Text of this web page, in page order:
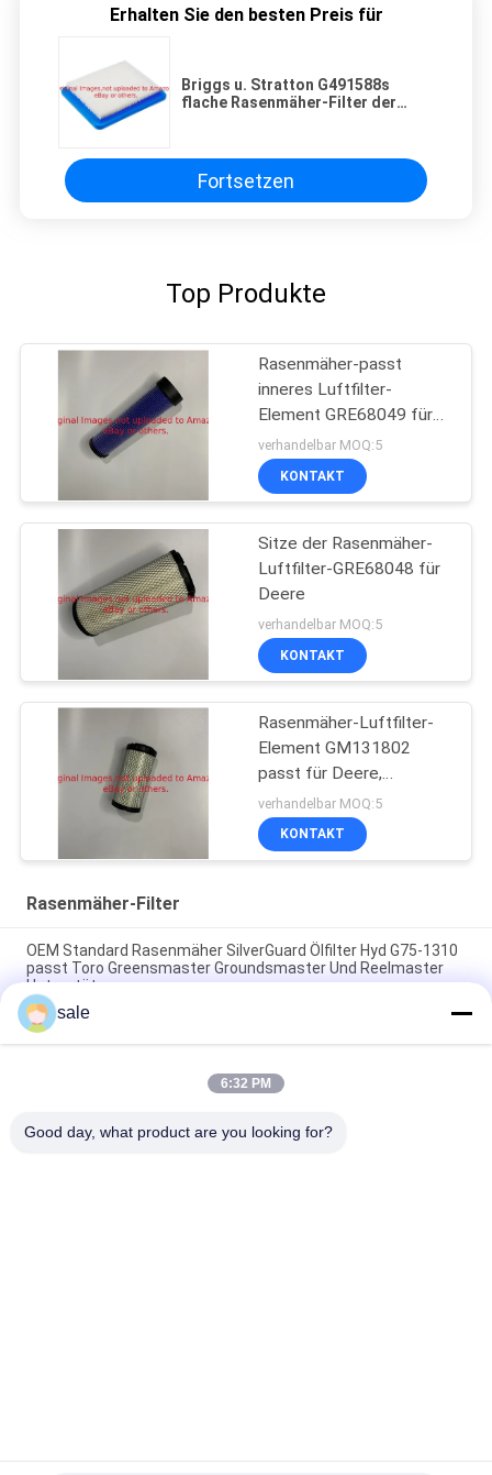
Erhalten Sie den besten Preis für
Briggs u. Stratton G491588s
flache Rasenmäher-Filter der
Fortsetzen
Top Produkte
Rasenmäher-passt
inneres Luftfilter-
Element GRE68049 für
Deere
verhandelbar MOQ:5
KONTAKT
Sitze der Rasenmäher-
Luftfilter-GRE68048 für
Deere
verhandelbar MOQ:5
KONTAKT
Rasenmäher-Luftfilter-
Element GM131802
passt für Deere,
Jacobsen, Toro
verhandelbar MOQ:5
KONTAKT
Rasenmäher-Filter
OEM Standard Rasenmäher SilverGuard Ölfilter Hyd G75-1310
passt Toro Greensmaster Groundsmaster Und Reelmaster
Unterstützung
OEM-Unterstützung für Rasenmäherfilter Benzin / Öl D G125-
8752 Passend für Toro Greensmaster und Reelmaster
Rasenmäherteile Hydraulikölfilter G54-0110 Passend für
sale
6:32 PM
Good day, what product are you looking for?